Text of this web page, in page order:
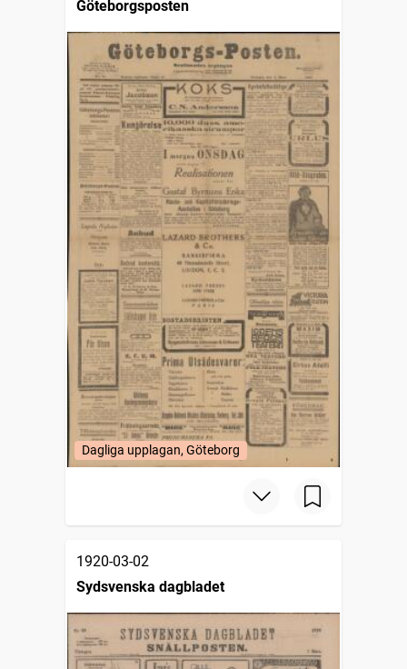
Göteborgsposten
Dagliga upplagan, Göteborg
1920-03-02
Sydsvenska dagbladet